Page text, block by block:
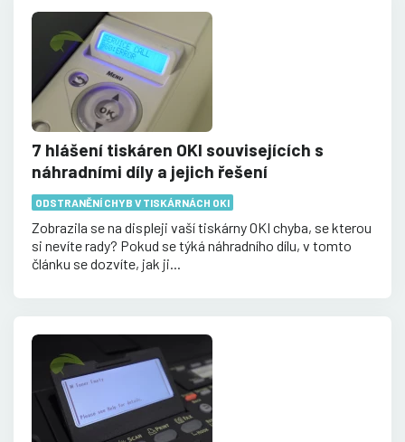
7 hlášení tiskáren OKI souvisejících s
náhradními díly a jejich řešení
ODSTRANĚNÍ CHYB V TISKÁRNÁCH OKI
Zobrazila se na displeji vaší tiskárny OKI chyba, se kterou
si nevíte rady? Pokud se týká náhradního dílu, v tomto
článku se dozvíte, jak ji...